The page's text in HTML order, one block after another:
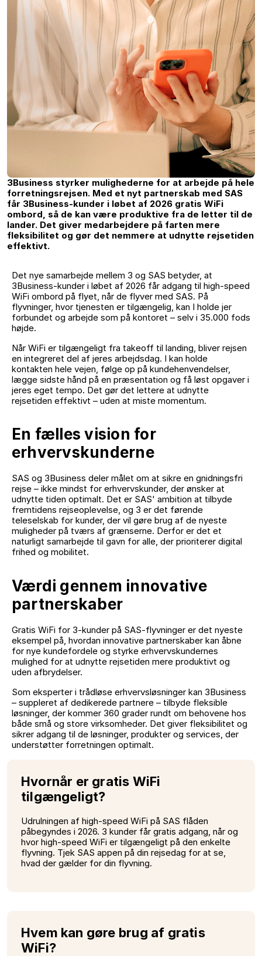
3Business styrker mulighederne for at arbejde på hele
forretningsrejsen. Med et nyt partnerskab med SAS
får 3Business-kunder i løbet af 2026 gratis WiFi
ombord, så de kan være produktive fra de letter til de
lander. Det giver medarbejdere på farten mere
fleksibilitet og gør det nemmere at udnytte rejsetiden
effektivt.
Det nye samarbejde mellem 3 og SAS betyder, at
3Business-kunder i løbet af 2026 får adgang til high-speed
WiFi ombord på flyet, når de flyver med SAS. På
flyvninger, hvor tjenesten er tilgængelig, kan I holde jer
forbundet og arbejde som på kontoret – selv i 35.000 fods
højde.
Når WiFi er tilgængeligt fra takeoff til landing, bliver rejsen
en integreret del af jeres arbejdsdag. I kan holde
kontakten hele vejen, følge op på kundehenvendelser,
lægge sidste hånd på en præsentation og få løst opgaver i
jeres eget tempo. Det gør det lettere at udnytte
rejsetiden effektivt – uden at miste momentum.
En fælles vision for
erhvervskunderne
SAS og 3Business deler målet om at sikre en gnidningsfri
rejse – ikke mindst for erhvervskunder, der ønsker at
udnytte tiden optimalt. Det er SAS' ambition at tilbyde
fremtidens rejseoplevelse, og 3 er det førende
teleselskab for kunder, der vil gøre brug af de nyeste
muligheder på tværs af grænserne. Derfor er det et
naturligt samarbejde til gavn for alle, der prioriterer digital
frihed og mobilitet.
Værdi gennem innovative
partnerskaber
Gratis WiFi for 3-kunder på SAS-flyvninger er det nyeste
eksempel på, hvordan innovative partnerskaber kan åbne
for nye kundefordele og styrke erhvervskundernes
mulighed for at udnytte rejsetiden mere produktivt og
uden afbrydelser.
Som eksperter i trådløse erhvervsløsninger kan 3Business
– suppleret af dedikerede partnere – tilbyde fleksible
løsninger, der kommer 360 grader rundt om behovene hos
både små og store virksomheder. Det giver fleksibilitet og
sikrer adgang til de løsninger, produkter og services, der
understøtter forretningen optimalt.
Hvornår er gratis WiFi
tilgængeligt?
Udrulningen af high-speed WiFi på SAS flåden
påbegyndes i 2026. 3 kunder får gratis adgang, når og
hvor high-speed WiFi er tilgængeligt på den enkelte
flyvning. Tjek SAS appen på din rejsedag for at se,
hvad der gælder for din flyvning.
Hvem kan gøre brug af gratis
WiFi?